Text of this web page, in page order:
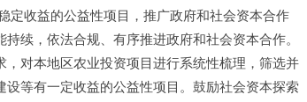
定收益的公益性项目，推广政府和社会资本合作
续，依法合规、有序推进政府和社会资本合作。
对本地区农业投资项目进行系统性梳理，筛选并
等有一定收益的公益性项目。鼓励社会资本探索